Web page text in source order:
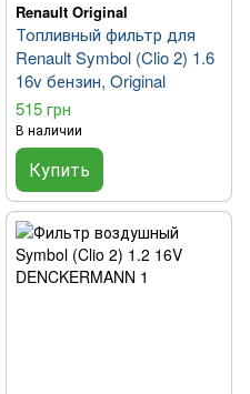
Renault Original
Топливный фильтр для
Renault Symbol (Clio 2) 1.6
16v бензин, Original
515 грн
В наличии
Купить